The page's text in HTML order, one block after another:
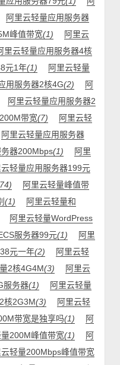
阿里云轻量应用服务器
峰值带宽(1)
阿里云
里云轻量应用服务器4核
元1年(1)
阿里云轻量
用服务器2核4G(2)
阿
阿里云轻量应用服务器2
带宽(7)
阿里云轻
阿里云轻量应用服务器
器200Mbps(1)
阿里
云轻量应用服务器199元
阿里云轻量峰值带
(1)
阿里云轻量和
阿里云轻量WordPress
服务器99元(1)
阿里
元一年(2)
阿里云轻
2核4G4M(3)
阿里云
服务器(1)
阿里云轻量
核2G3M(3)
阿里云轻
带宽是独享吗(1)
阿
量200M峰值带宽(1)
阿
云轻量200Mbps峰值带宽